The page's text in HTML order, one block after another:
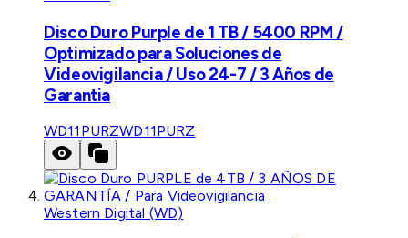
Disco Duro Purple de 1 TB / 5400 RPM /
Optimizado para Soluciones de
Videovigilancia / Uso 24-7 / 3 Años de
Garantia
WD11PURZWD11PURZ
Western Digital (WD)